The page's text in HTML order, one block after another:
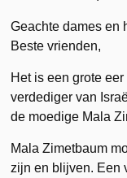
Geachte dames en
Beste vrienden,
Het is een grote
verdediger van
de moedige Mala
Mala Zimetbaum
zijn en blijven. Een